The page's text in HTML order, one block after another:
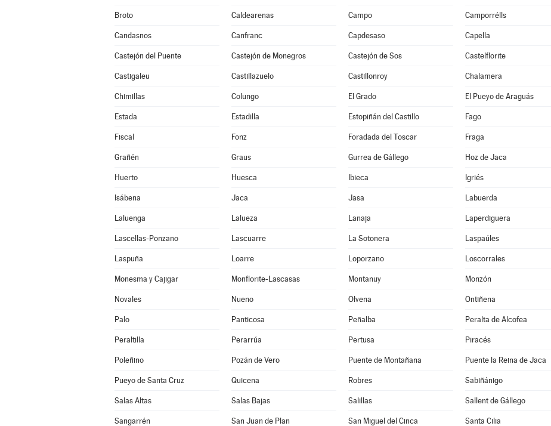
Broto Caldearenas Campo Camporrélls
Candasnos Canfranc Capdesaso Capella
Castejón del Puente Castejón de Monegros Castejón de Sos Castelflorite
Castigaleu Castillazuelo Castillonroy Chalamera
Chimillas Colungo El Grado El Pueyo de Araguás
Estada Estadilla Estopiñán del Castillo Fago
Fiscal Fonz Foradada del Toscar Fraga
Grañén Graus Gurrea de Gállego Hoz de Jaca
Huerto Huesca Ibieca Igriés
Isábena Jaca Jasa Labuerda
Laluenga Lalueza Lanaja Laperdiguera
Lascellas-Ponzano Lascuarre La Sotonera Laspaúles
Laspuña Loarre Loporzano Loscorrales
Monesma y Cajigar Monflorite-Lascasas Montanuy Monzón
Novales Nueno Olvena Ontiñena
Palo Panticosa Peñalba Peralta de Alcofea
Peraltilla Perarrúa Pertusa Piracés
Poleñino Pozán de Vero Puente de Montañana Puente la Reina de Jaca
Pueyo de Santa Cruz Quicena Robres Sabiñánigo
Salas Altas Salas Bajas Salillas Sallent de Gállego
Sangarrén San Juan de Plan San Miguel del Cinca Santa Cilia